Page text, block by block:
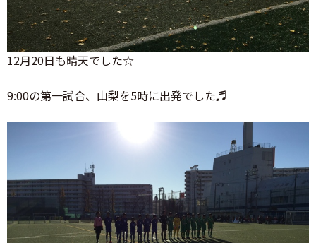
12月20日も晴天でした☆
9:00の第一試合、山梨を5時に出発でした♬